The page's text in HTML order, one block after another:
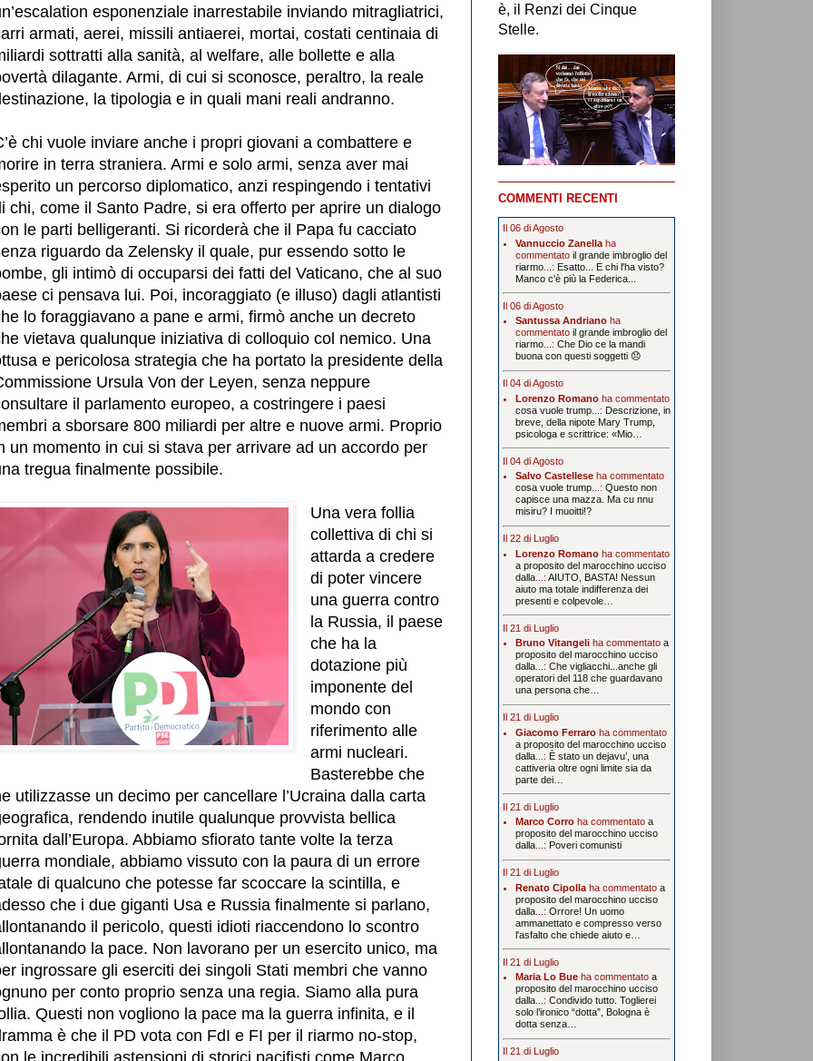
esponenziale inarrestabile inviando mitragliatrici,
armati, aerei, missili antiaerei, mortai, costati centinaia di
sottratti alla sanità, al welfare, alle bollette e alla
dilagante. Armi, di cui si sconosce, peraltro, la reale
la tipologia e in quali mani reali andranno.
chi vuole inviare anche i propri giovani a combattere e
in terra straniera. Armi e solo armi, senza aver mai
un percorso diplomatico, anzi respingendo i tentativi
chi, come il Santo Padre, si era offerto per aprire un dialogo
le parti belligeranti. Si ricorderà che il Papa fu cacciato
riguardo da Zelensky il quale, pur essendo sotto le
gli intimò di occuparsi dei fatti del Vaticano, che al suo
ci pensava lui. Poi, incoraggiato (e illuso) dagli atlantisti
lo foraggiavano a pane e armi, firmò anche un decreto
vietava qualunque iniziativa di colloquio col nemico. Una
e pericolosa strategia che ha portato la presidente della
Ursula Von der Leyen, senza neppure
il parlamento europeo, a costringere i paesi
a sborsare 800 miliardi per altre e nuove armi. Proprio
un momento in cui si stava per arrivare ad un accordo per
tregua finalmente possibile.
Una vera follia
collettiva di chi si
attarda a credere
di poter vincere
una guerra contro
la Russia, il paese
che ha la
dotazione più
imponente del
mondo con
riferimento alle
armi nucleari.
Basterebbe che
utilizzasse un decimo per cancellare l’Ucraina dalla carta
rendendo inutile qualunque provvista bellica
dall’Europa. Abbiamo sfiorato tante volte la terza
mondiale, abbiamo vissuto con la paura di un errore
di qualcuno che potesse far scoccare la scintilla, e
che i due giganti Usa e Russia finalmente si parlano,
il pericolo, questi idioti riaccendono lo scontro
la pace. Non lavorano per un esercito unico, ma
ingrossare gli eserciti dei singoli Stati membri che vanno
per conto proprio senza una regia. Siamo alla pura
Questi non vogliono la pace ma la guerra infinita, e il
è che il PD vota con FdI e FI per il riarmo no-stop,
le incredibili astensioni di storici pacifisti come Marco
è, il Renzi dei Cinque
Stelle.
COMMENTI RECENTI
Il 06 di Agosto
Vannuccio Zanellaha
commentato il grande imbroglio del
riarmo...: Esatto... E chi l'ha visto?
Manco c'è più la Federica...
Il 06 di Agosto
Santussa Andrianoha
commentato il grande imbroglio del
riarmo...: Che Dio ce la mandi
buona con questi soggetti 😞
Il 04 di Agosto
Lorenzo Romanoha commentato
cosa vuole trump...: Descrizione, in
breve, della nipote Mary Trump,
psicologa e scrittrice: «Mio…
Il 04 di Agosto
Salvo Castelleseha commentato
cosa vuole trump...: Questo non
capisce una mazza. Ma cu nnu
misiru? I muoitti!?
Il 22 di Luglio
Lorenzo Romanoha commentato
a proposito del marocchino ucciso
dalla...: AIUTO, BASTA! Nessun
aiuto ma totale indifferenza dei
presenti e colpevole…
Il 21 di Luglio
Bruno Vitangeliha commentato a
proposito del marocchino ucciso
dalla...: Che vigliacchi...anche gli
operatori del 118 che guardavano
una persona che…
Il 21 di Luglio
Giacomo Ferraroha commentato
a proposito del marocchino ucciso
dalla...: È stato un dejavu’, una
cattiveria oltre ogni limite sia da
parte dei…
Il 21 di Luglio
Marco Corroha commentato a
proposito del marocchino ucciso
dalla...: Poveri comunisti
Il 21 di Luglio
Renato Cipollaha commentato a
proposito del marocchino ucciso
dalla...: Orrore! Un uomo
ammanettato e compresso verso
l'asfalto che chiede aiuto e…
Il 21 di Luglio
Maria Lo Bueha commentato a
proposito del marocchino ucciso
dalla...: Condivido tutto. Toglierei
solo l’ironico “dotta”, Bologna è
dotta senza…
Il 21 di Luglio